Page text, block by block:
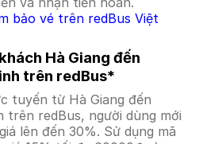
bảo vé trên redBus Việt
Hà Giang đến
trên redBus*
tuyến từ Hà Giang đến
trên redBus, người dùng mới
lên đến 30%. Sử dụng mã